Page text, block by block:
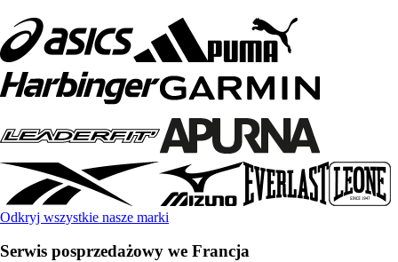
Odkryj wszystkie nasze marki
Serwis posprzedażowy we Francja